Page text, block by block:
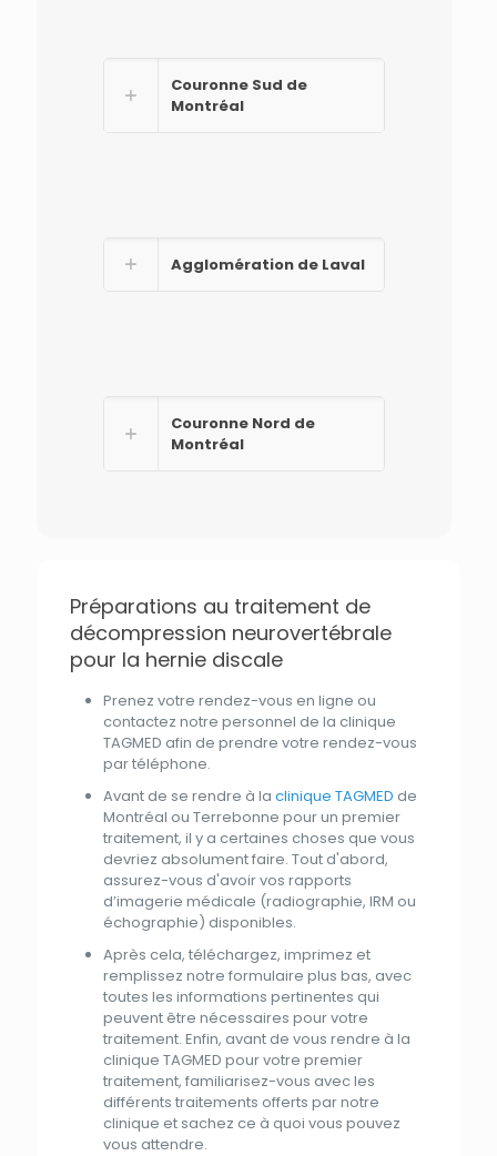
Couronne Sud de
Montréal
Agglomération de Laval
Couronne Nord de
Montréal
Préparations au traitement de
décompression neurovertébrale
pour la hernie discale
Prenez votre rendez-vous en ligne ou
contactez notre personnel de la clinique
TAGMED afin de prendre votre rendez-vous
partéléphone.
Avant de se rendre à la clinique TAGMED de
Montréal ou Terrebonne pour un premier
traitement, il y a certaines choses que vous
devriez absolument faire. Tout d'abord,
assurez-vous d'avoir vos rapports
d’imagerie médicale (radiographie, IRM ou
échographie) disponibles.
Après cela, téléchargez, imprimez et
remplissez notre formulaire plus bas, avec
toutes les informations pertinentes qui
peuvent être nécessaires pour votre
traitement. Enfin, avant de vous rendre à la
clinique TAGMED pour votre premier
traitement, familiarisez-vous avec les
différents traitements offerts parnotre
clinique et sachez ce à quoi vous pouvez
vous attendre.